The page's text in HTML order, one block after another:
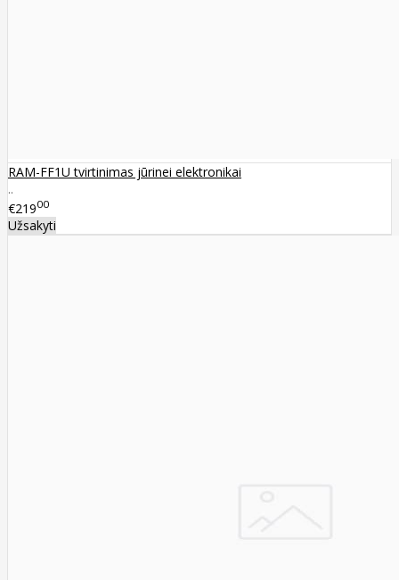
RAM-FF1U tvirtinimas jūrinei elektronikai
..
€21900
Užsakyti